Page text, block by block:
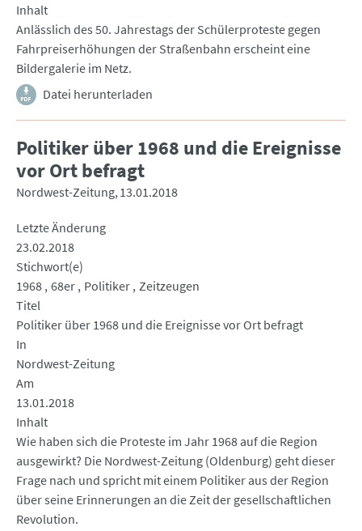
Inhalt
Anlässlich des 50. Jahrestags der Schülerproteste gegen
Fahrpreiserhöhungen der Straßenbahn erscheint eine
Bildergalerie im Netz.
Datei herunterladen
Politiker über 1968 und die Ereignisse
vor Ort befragt
Nordwest-Zeitung 13.01.2018
Letzte Änderung
23.02.2018
Stichwort(e)
1968 68er Politiker Zeitzeugen
Titel
Politiker über 1968 und die Ereignisse vor Ort befragt
In
Nordwest-Zeitung
Am
13.01.2018
Inhalt
Wie haben sich die Proteste im Jahr 1968 auf die Region
ausgewirkt? Die Nordwest-Zeitung (Oldenburg) geht dieser
Frage nach und spricht mit einem Politiker aus der Region
über seine Erinnerungen an die Zeit der gesellschaftlichen
Revolution.